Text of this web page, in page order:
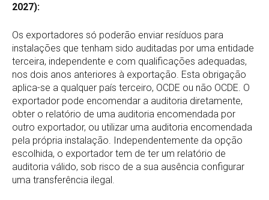
2027):
Os exportadores só poderão enviar resíduos para
instalações que tenham sido auditadas por uma entidade
terceira, independente e com qualificações adequadas,
nos dois anos anteriores à exportação. Esta obrigação
aplica-se a qualquer país terceiro, OCDE ou não OCDE. O
exportador pode encomendar a auditoria diretamente,
obter o relatório de uma auditoria encomendada por
outro exportador, ou utilizar uma auditoria encomendada
pela própria instalação. Independentemente da opção
escolhida, o exportador tem de ter um relatório de
auditoria válido, sob risco de a sua ausência configurar
uma transferência ilegal.